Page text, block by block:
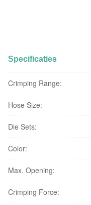
Specificaties
Crimping Range:
Hose Size:
Die Sets:
Color:
Max. Opening:
Crimping Force: